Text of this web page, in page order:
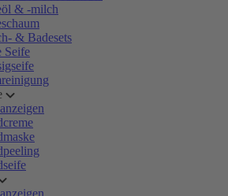
& -milch
& Badesets
Seife